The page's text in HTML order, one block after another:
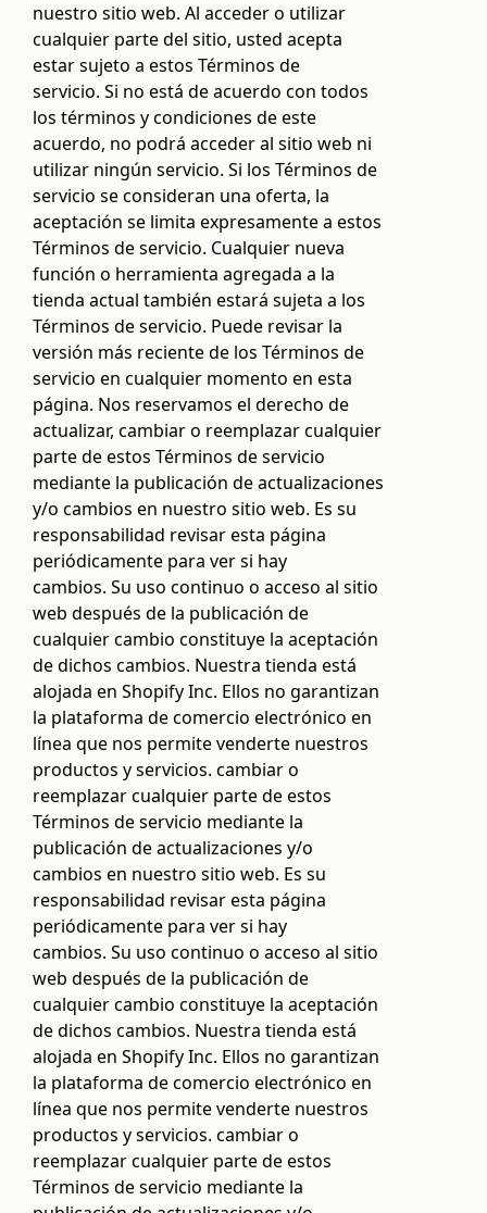
nuestro sitio web. Al acceder o utilizar
cualquier parte del sitio, usted acepta
estar sujeto a estos Términos de
servicio. Si no está de acuerdo con todos
los términos y condiciones de este
acuerdo, no podrá acceder al sitio web ni
utilizar ningún servicio. Si los Términos de
servicio se consideran una oferta, la
aceptación se limita expresamente a estos
Términos de servicio. Cualquier nueva
función o herramienta agregada a la
tienda actual también estará sujeta a los
Términos de servicio. Puede revisar la
versión más reciente de los Términos de
servicio en cualquier momento en esta
página. Nos reservamos el derecho de
actualizar, cambiar o reemplazar cualquier
parte de estos Términos de servicio
mediante la publicación de actualizaciones
y/o cambios en nuestro sitio web. Es su
responsabilidad revisar esta página
periódicamente para ver si hay
cambios. Su uso continuo o acceso al sitio
web después de la publicación de
cualquier cambio constituye la aceptación
de dichos cambios. Nuestra tienda está
alojada en Shopify Inc. Ellos no garantizan
la plataforma de comercio electrónico en
línea que nos permite venderte nuestros
productos y servicios. cambiar o
reemplazar cualquier parte de estos
Términos de servicio mediante la
publicación de actualizaciones y/o
cambios en nuestro sitio web. Es su
responsabilidad revisar esta página
periódicamente para ver si hay
cambios. Su uso continuo o acceso al sitio
web después de la publicación de
cualquier cambio constituye la aceptación
de dichos cambios. Nuestra tienda está
alojada en Shopify Inc. Ellos no garantizan
la plataforma de comercio electrónico en
línea que nos permite venderte nuestros
productos y servicios. cambiar o
reemplazar cualquier parte de estos
Términos de servicio mediante la